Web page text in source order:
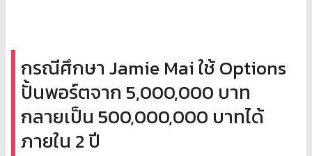
กรณีศึกษา Jamie Mai ใช้ Options
ปั้นพอร์ตจาก 5,000,000 บาท
กลายเป็น 500,000,000 บาทได้
ภายใน 2 ปี